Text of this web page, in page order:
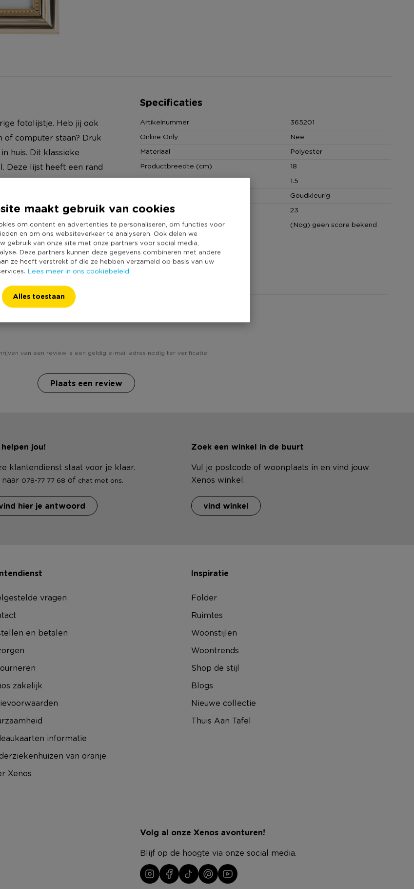
maakt gebruik van cookies
om content en advertenties te personaliseren, om functies voor
en om ons websiteverkeer te analyseren. Ook delen we
gebruik van onze site met onze partners voor social media,
Deze partners kunnen deze gegevens combineren met andere
ze heeft verstrekt of die ze hebben verzameld op basis van uw
Lees meer in ons cookiebeleid.
Alles toestaan
fotolijstje. Heb jij ook
computer staan? Druk
huis. Dit klassieke
Deze lijst heeft een rand
lijst voor de foto is 14x19
Specificaties
Artikelnummer
365201
Online Only
Nee
Materiaal
Polyester
Productbreedte (cm)
18
Producthoogte (cm)
1.5
Goudkleurig
Productlengte (cm)
23
Duurzaamheidsscore
(Nog) geen score bekend
van een review is een geldig e-mail adres nodig ter verificatie.
Plaats een review
jou!
klantendienst staat voor je klaar.
078-77 77 68 of chat met ons.
hier je antwoord
Zoek een winkel in de buurt
Vul je postcode of woonplaats in en vind jouw
Xenos winkel.
vind winkel
vragen
en betalen
zakelijk
informatie
van oranje
Xenos
Inspiratie
Folder
Ruimtes
Woonstijlen
Woontrends
Shop de stijl
Blogs
Nieuwe collectie
Thuis Aan Tafel
Volg al onze Xenos avonturen!
Blijf op de hoogte via onze social media.